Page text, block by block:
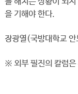
을 기해야 한다.
장광열(국방대학교
※ 외부 필진의 칼럼은